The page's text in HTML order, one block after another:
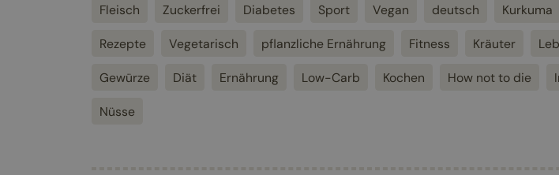
Fleisch Zuckerfrei Diabetes Sport Vegan deutsch Kurkuma
Rezepte Vegetarisch pflanzliche Ernährung Fitness Kräuter
Gewürze Diät Ernährung Low-Carb Kochen How not to die
Nüsse